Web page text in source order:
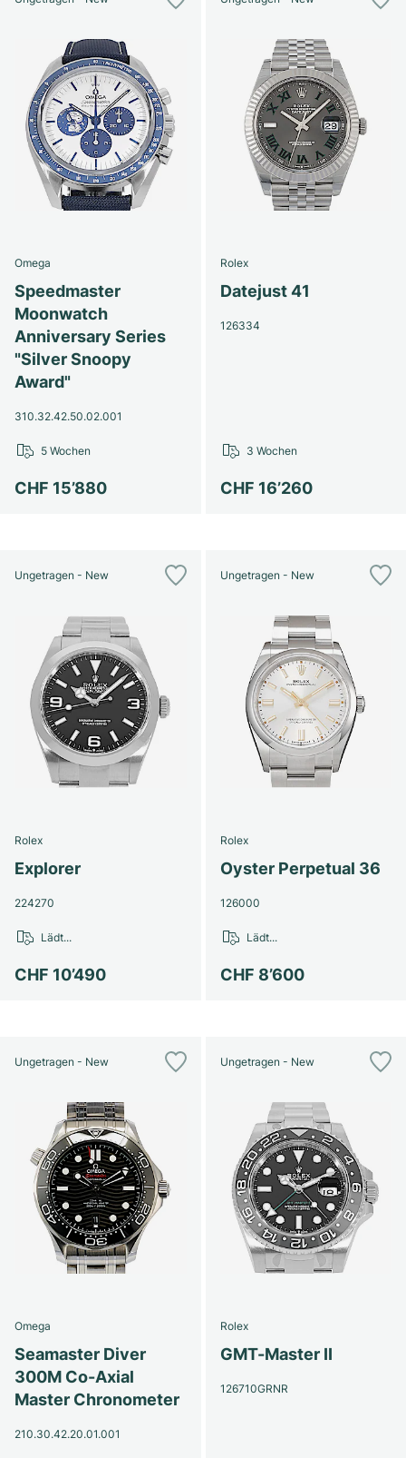
Omega
Speedmaster
Moonwatch
Anniversary Series
"Silver Snoopy
Award"
310.32.42.50.02.001
CHF 15’880
5 Wochen
Rolex
Datejust 41
126334
CHF 16’260
3 Wochen
Ungetragen - New
Rolex
Explorer
224270
CHF 10’490
Lädt...
Ungetragen - New
Rolex
Oyster Perpetual 36
126000
CHF 8’600
Lädt...
Ungetragen - New
Omega
Seamaster Diver
300M Co-Axial
Master Chronometer
210.30.42.20.01.001
Ungetragen - New
Rolex
GMT-Master II
126710GRNR